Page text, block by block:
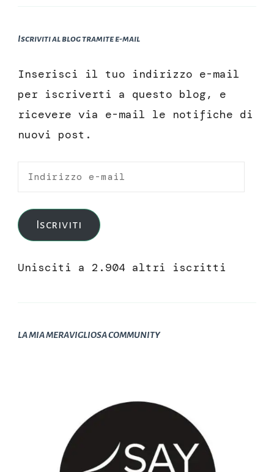
Iscriviti al blog tramite e-mail
Inserisci il tuo indirizzo e-mail
per iscriverti a questo blog, e
ricevere via e-mail le notifiche di
nuovi post.
Indirizzo
mail
Iscriviti
Unisciti a 2.904 altri iscritti
LA MIA MERAVIGLIOSA COMMUNITY